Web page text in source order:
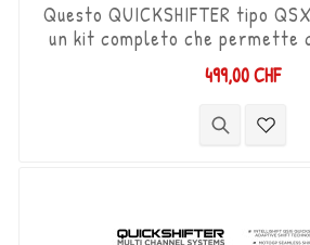
Questo QUICKSHIFTER tipo
un kit completo che permette
marce (Shift-Up) senza
Kit "Plug & Play" compatibile
"Standard e Reverse". Il sensore DCS
499,00 CHF